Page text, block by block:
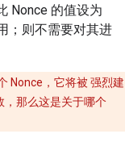
Nonce 的值设为
；则不需要对其进
Nonce，它将被 强烈建
，那么这是关于哪个